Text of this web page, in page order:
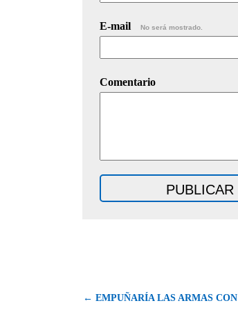
E-mail No será mostrado.
Comentario
← EMPUÑARÍA LAS ARMAS CON